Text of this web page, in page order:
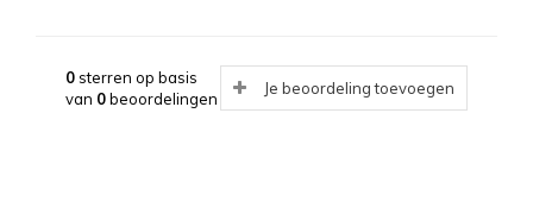
0sterren op basis
van 0beoordelingen
Je beoordeling toevoegen